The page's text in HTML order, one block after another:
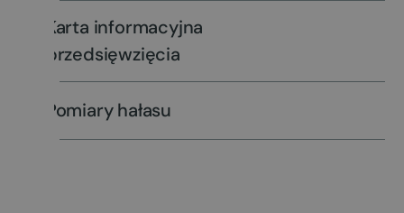
Karta informacyjna
przedsięwzięcia
Pomiary hałasu